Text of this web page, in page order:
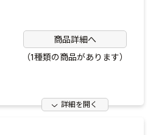
商品詳細へ
（1種類の商品があります）
詳細を開く